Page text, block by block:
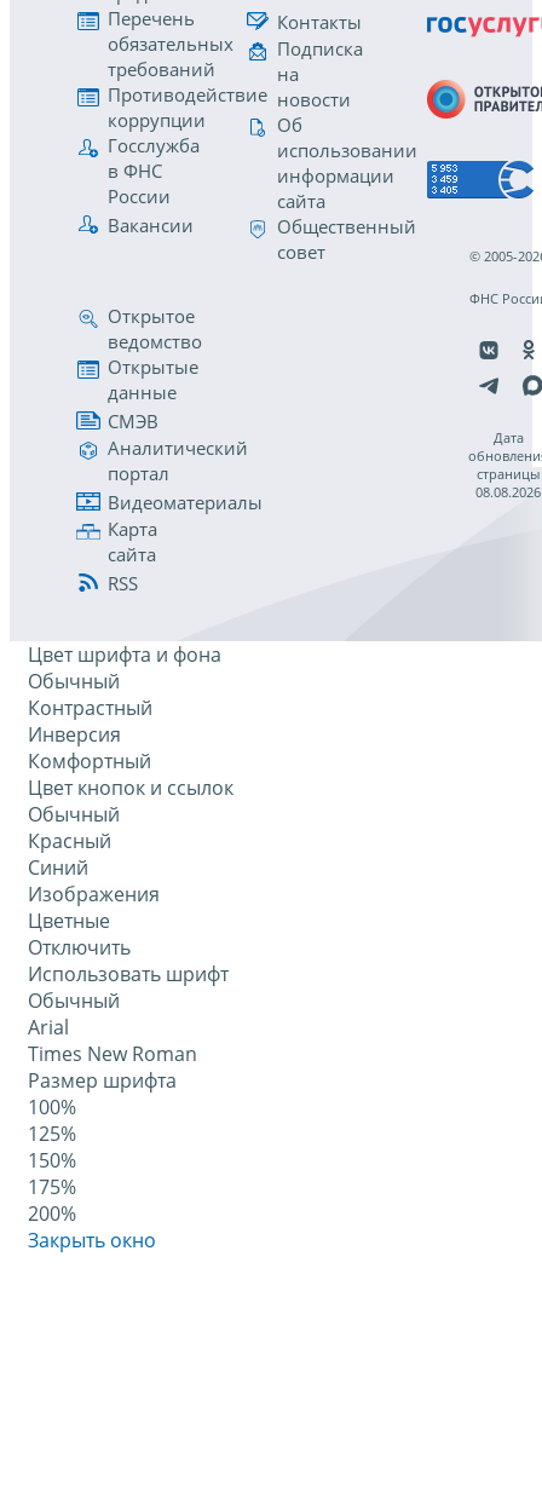
Перечень
обязательных
требований
Противодействие
коррупции
Госслужба
в ФНС
России
Вакансии
Контакты
Подписка
на
новости
Об
использовании
информации
сайта
Общественный
совет
Открытое
ведомство
Открытые
данные
СМЭВ
Аналитический
портал
Видеоматериалы
Карта
сайта
RSS
© 2005-
ФНС
Дата
страницы
08.08.2026
Цвет шрифта и фона
Обычный
Контрастный
Инверсия
Комфортный
Цвет кнопок и ссылок
Обычный
Красный
Синий
Изображения
Цветные
Отключить
Использовать шрифт
Обычный
Arial
Times New Roman
Размер шрифта
100%
125%
150%
175%
200%
Закрыть окно